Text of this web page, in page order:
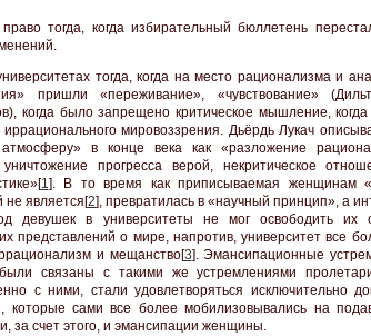
тогда, когда избирательный бюллетень
тогда, когда на место рационализма и
пришли «переживание», «чувствование»
когда было запрещено критическое мышление,
мировоззрения. Дьёрдь Лукач
в конце века как «разложение
прогресса верой, некритическое
1]. В то время как приписываемая женщинам
не является[2], превратилась в «научный принцип», а
девушек в университеты не мог освободить их
представлений о мире, напротив, университет все
и мещанство[3]. Эмансипационные
связаны с такими же устремлениями
с ними, стали удовлетворяться исключительно
сами все более мобилизовывались на
за счет этого, и эмансипации женщины.